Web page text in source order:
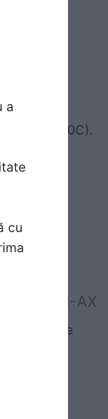
AX
mare
CLASS 210C).
C UNI-AX
modul de
a
cu